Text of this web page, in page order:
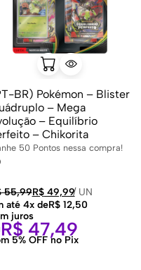
BR) Pokémon – Blister
– Mega
– Equilíbrio
– Chikorita
50 Pontos nessa compra!
55,99R$49,99/UN
até 4x deR$12,50
juros
R$ 47,49
5% OFF no Pix